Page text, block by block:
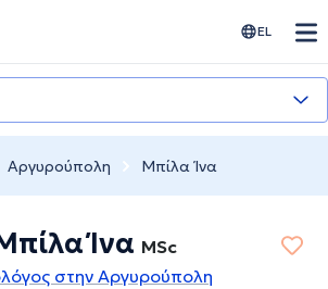
EL
Αργυρούπολη Μπίλα Ίνα
Ίνα MSc
στην Αργυρούπολη